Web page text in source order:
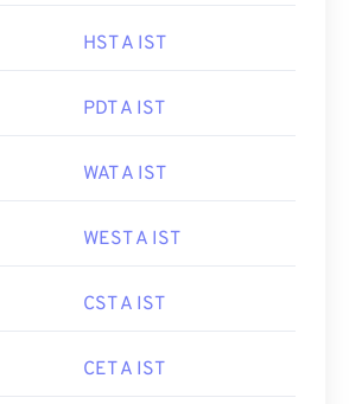
HST A IST
PDT A IST
WAT A IST
WEST A IST
CST A IST
CET A IST